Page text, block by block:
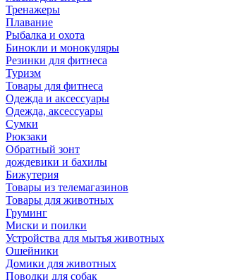
Тренажеры
Плавание
Рыбалка и охота
Бинокли и монокуляры
Резинки для фитнеса
Туризм
Товары для фитнеса
Одежда и аксессуары
Одежда, аксессуары
Сумки
Рюкзаки
Обратный зонт
дождевики и бахилы
Бижутерия
Товары из телемагазинов
Товары для животных
Груминг
Миски и поилки
Устройства для мытья животных
Ошейники
Домики для животных
Поводки для собак